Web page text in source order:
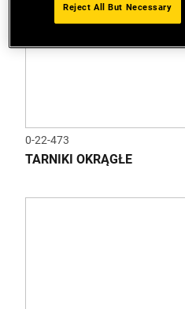
0-22-473
TARNIKI OKRĄGŁE
Reject All But Necessary